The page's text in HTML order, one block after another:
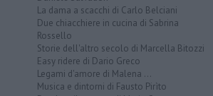
La dama a scacchi di Carlo Belciani
Due chiacchiere in cucina di Sabrina
Rossello
Storie dell'altro secolo di Marcella Bitozzi
Easy ridere di Dario Greco
Legami d'amore di Malena ...
Musica e dintorni di Fausto Pirìto